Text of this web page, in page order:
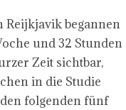
begannen
und 32 Stunden
Zeit sichtbar,
in die Studie
folgenden fünf